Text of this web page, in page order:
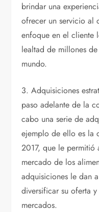
brindar una
ofrecer un servicio al
enfoque en el cliente
lealtad de millones
mundo.
3. Adquisiciones
paso adelante de la
cabo una serie de
ejemplo de ello es la
2017, que le permitió
mercado de los
adquisiciones le dan
diversificar su oferta
mercados.